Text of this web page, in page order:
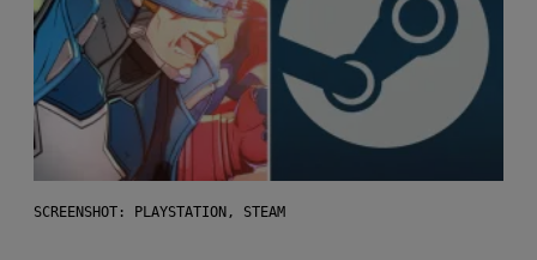
SCREENSHOT: PLAYSTATION, STEAM